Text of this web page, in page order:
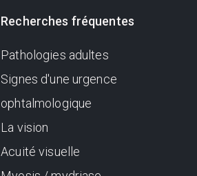
Recherches fréquentes
Pathologies adultes
Signes d'une urgence
ophtalmologique
La vision
Acuité visuelle